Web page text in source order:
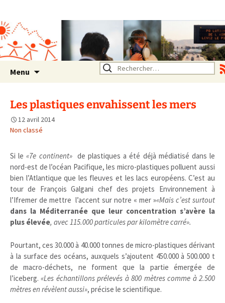
Rhône Alpes
Un environnement sain pour
la santé de tous
Menu Rechercher :
Les plastiques envahissent les mers
12 avril 2014
Non classé
Si le«7e continent»de plastiques a été déjà médiatisé dans le
nord-est de l’océan Pacifique, les micro-plastiques polluent aussi
bien l’Atlantique que les fleuves et les lacs européens. C’est au
tour de François Galgani chef des projets Environnement à
l’Ifremer de mettre l’accent sur notre « mer »«Mais c’est surtout
dans la Méditerranée que leur concentration s’avère la
plus élevée, avec 115.000 particules par kilomètre carré».
Pourtant, ces 30.000 à 40.000 tonnes de micro-plastiques dérivant
à la surface des océans, auxquels s’ajoutent 450.000 à 500.000 t
de macro-déchets, ne forment que la partie émergée de
l’iceberg.«Les échantillons prélevés à 800 mètres comme à 2.500
mètres en révèlent aussi», précise le scientifique.